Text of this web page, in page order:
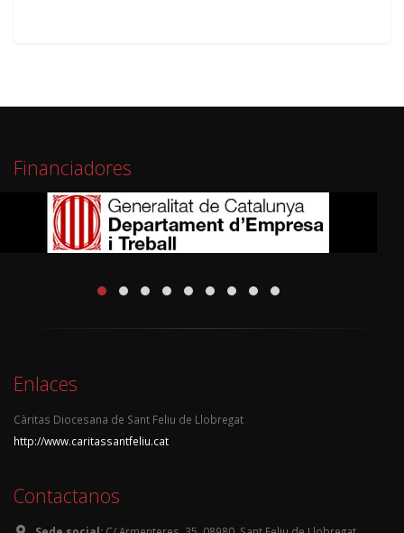
Financiadores
Enlaces
Càritas Diocesana de Sant Feliu de Llobregat
http://www.caritassantfeliu.cat
Contactanos